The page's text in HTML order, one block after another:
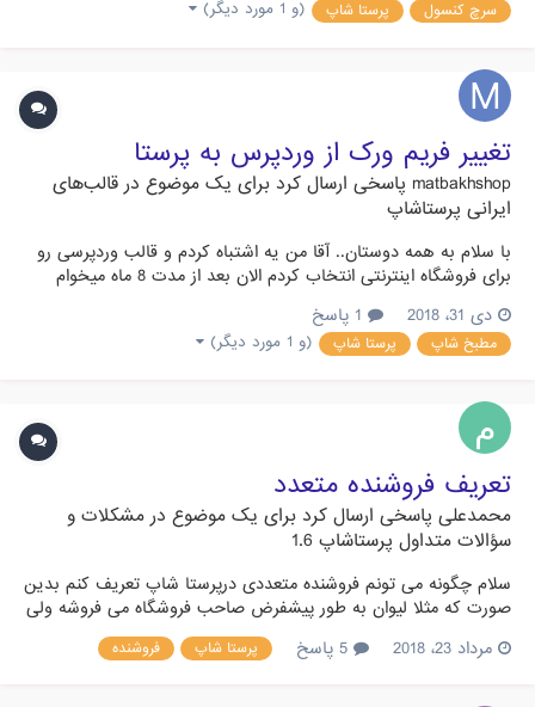
سرچ کنسول پرستا شاپ (و 1 مورد دیگر)
تغییر فریم ورک از وردپرس به پرستا
matbakhshop پاسخی ارسال کرد برای یک موضوع در قالب‌های
ایرانی پرستاشاپ
با سلام به همه دوستان.. آقا من یه اشتباه کردم و قالب وردپرسی رو
برای فروشگاه اینترنتی انتخاب کردم الان بعد از مدت 8 ماه میخوام
آدرس سایته
دی 31، 2018
مطبخ شاپ پرستا شاپ (و 1 مورد دیگر)
تعریف فروشنده متعدد
محمدعلی پاسخی ارسال کرد برای یک موضوع در مشکلات و
سؤالات متداول پرستاشاپ 1.6
سلام چگونه می تونم فروشنده متعددی درپرستا شاپ تعریف کنم بدین
صورت که مثلا لیوان به طور پیشفرض صاحب فروشگاه می فروشه ولی
زمانی که تما م شد بتونه کاربد از فروشند دیگر در فروشگاه من خرید
کنه که البته قیمتاشونم متفاوته که با انتخاب فروشنده قیمتها تغییر می
مرداد 23، 2018 پرستا شاپ فروشنده